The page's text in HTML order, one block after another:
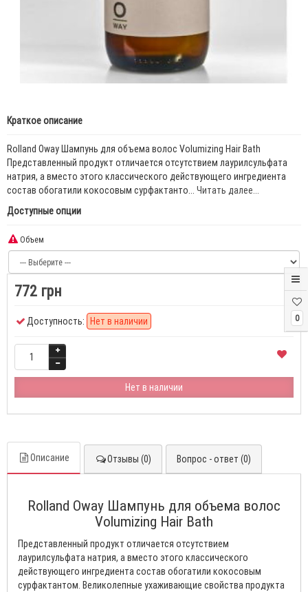
0
Краткое описание
Rolland Oway Шампунь для объема волос Volumizing Hair Bath
Представленный продукт отличается отсутствием лаурилсульфата
натрия, а вместо этого классического действующего ингредиента
состав обогатили кокосовым сурфактанто... Читать далее...
Доступные опции
Объем
772 грн
Доступность: Нет в наличии
Нет в наличии
Описание Отзывы (0) Вопрос - ответ (0)
Rolland Oway Шампунь для объема волос
Volumizing Hair Bath
Представленный продукт отличается отсутствием
лаурилсульфата натрия, а вместо этого классического
действующего ингредиента состав обогатили кокосовым
сурфактантом. Великолепные ухаживающие свойства продукта